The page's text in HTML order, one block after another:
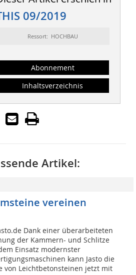
09/2019
Ressort: HOCHBAU
Abonnement
Inhaltsverzeichnis
Artikel:
vereinen
Dank einer überarbeiteten
der Kammern- und Schlitze
Einsatz modernster
kann Jasto die
von Leichtbetonsteinen jetzt mit